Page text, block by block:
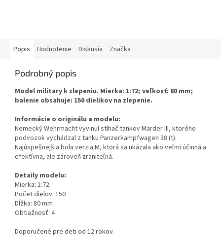
Popis Hodnotenie Diskusia Značka
Podrobný popis
Model military k zlepeniu. Mierka: 1:72; veľkosť: 80 mm;
balenie obsahuje: 150 dielikov na zlepenie.
Informácie o originálu a modelu:
Nemecký Wehrmacht vyvinul stíhač tankov Marder III, ktorého
podvozok vychádzal z tanku Panzerkampfwagen 38 (t).
Najúspešnejšia bola verzia M, ktorá sa ukázala ako veľmi účinná a
efektívna, ale zároveň zraniteľná.
Detaily modelu:
Mierka: 1:72
Počet dielov: 150
Dĺžka: 80 mm
Obtiažnosť: 4
Doporučené pre deti od 12 rokov.